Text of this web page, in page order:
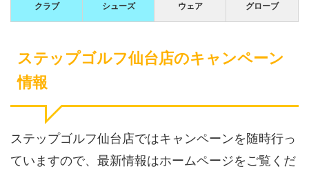
クラブ シューズ ウェア グローブ
ステップゴルフ仙台店のキャンペーン
情報
ステップゴルフ仙台店ではキャンペーンを随時行っ
ていますので、最新情報はホームページをご覧くだ